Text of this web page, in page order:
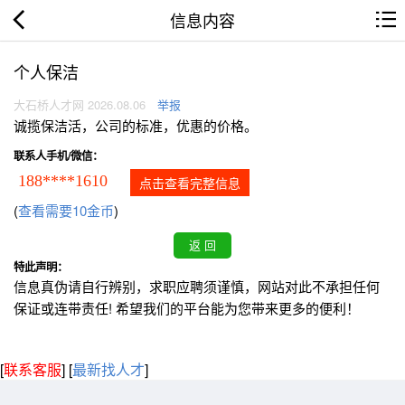
信息内容
个人保洁
大石桥人才网 2026.08.06 举报
诚揽保洁活，公司的标准，优惠的价格。
联系人手机/微信：
188****1610 点击查看完整信息
(查看需要10金币)
特此声明：
信息真伪请自行辨别，求职应聘须谨慎，网站对此不承担任何
保证或连带责任! 希望我们的平台能为您带来更多的便利！
[联系客服] [最新找人才]